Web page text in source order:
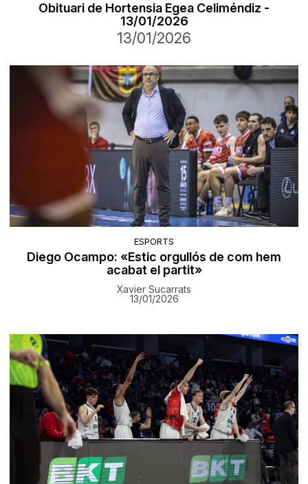
Obituari de Hortensia Egea Celiméndiz -
13/01/2026
13/01/2026
ESPORTS
Diego Ocampo: «Estic orgullós de com hem
acabat el partit»
Xavier Sucarrats
13/01/2026